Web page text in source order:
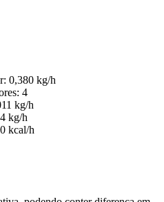
0,380 kg/h
4
kg/h
kg/h
kcal/h